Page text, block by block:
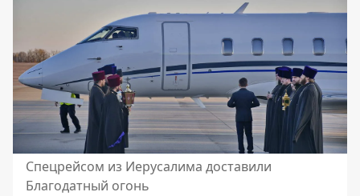
Спецрейсом из Иерусалима доставили
Благодатный огонь